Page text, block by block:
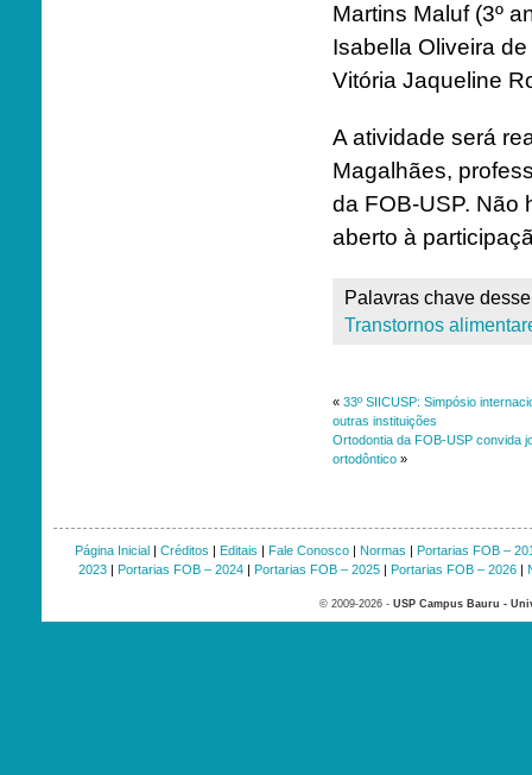
Martins Maluf (3º
Isabella Oliveira
Vitória Jaqueline
A atividade será
Magalhães,
da FOB-USP. Não
aberto à
Palavras chave
Transtornos
« 33º SIICUSP: Simpósio
outras instituições
Ortodontia da FOB-USP convida
ortodôntico »
Página Inicial| Créditos | Editais | Fale Conosco| Normas | Portarias FOB –
2023| Portarias FOB – 2024| Portarias FOB – 2025| Portarias FOB – 2026|
© 2009-2026 - USP Campus Bauru -